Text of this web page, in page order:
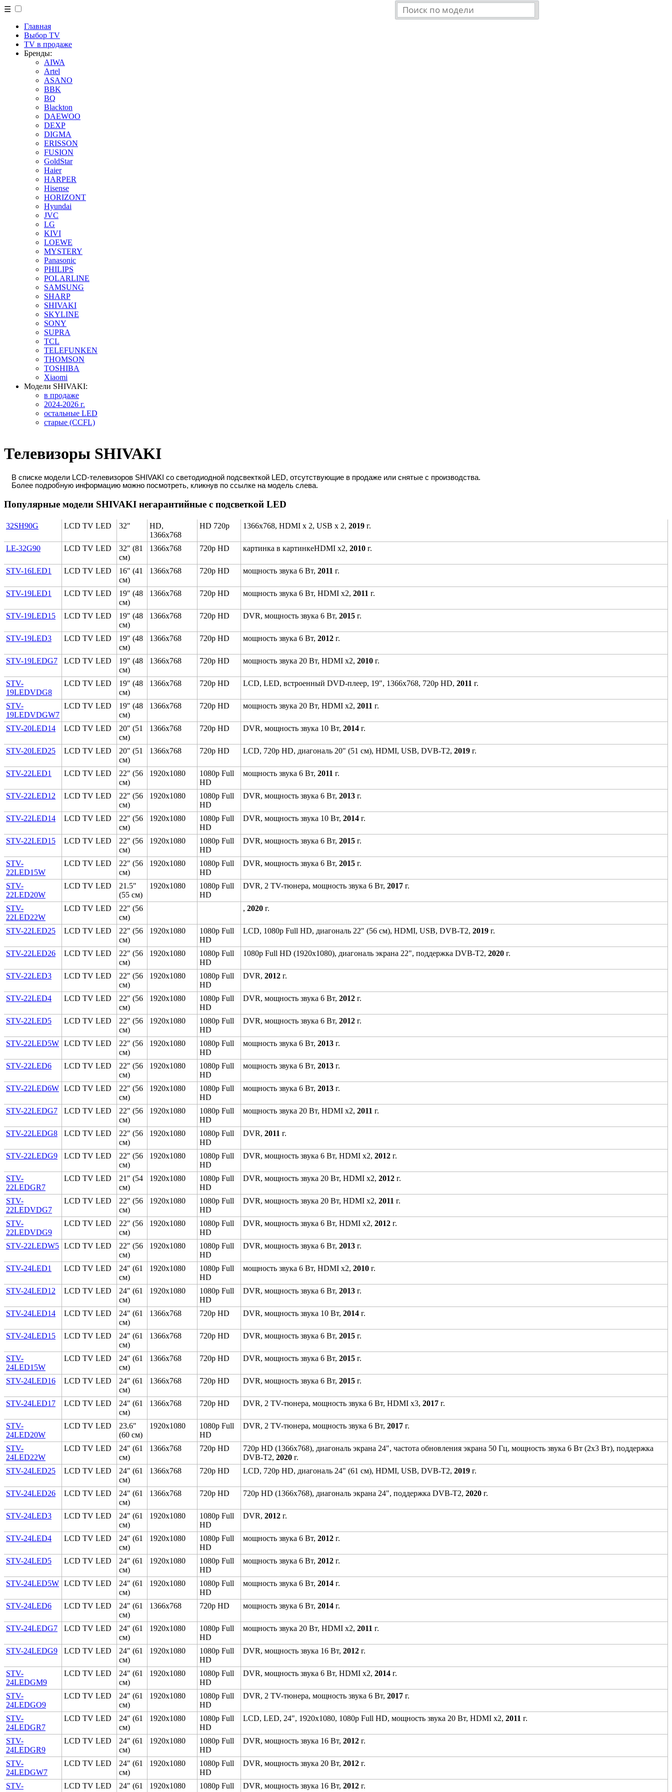
☰
Главная
Выбор TV
TV в продаже
Бренды:
AIWA
Artel
ASANO
BBK
BQ
Blackton
DAEWOO
DEXP
DIGMA
ERISSON
FUSION
GoldStar
Haier
HARPER
Hisense
HORIZONT
Hyundai
JVC
LG
KIVI
LOEWE
MYSTERY
Panasonic
PHILIPS
POLARLINE
SAMSUNG
SHARP
SHIVAKI
SKYLINE
SONY
SUPRA
TCL
TELEFUNKEN
THOMSON
TOSHIBA
Xiaomi
Модели SHIVAKI:
в продаже
2024-2026 г.
остальные LED
старые (CCFL)
Телевизоры SHIVAKI
В списке модели LCD-телевизоров SHIVAKI со светодиодной подсвекткой LED, отсутствующие в продаже или снятые с производства.
Более подробную информацию можно посмотреть, кликнув по ссылке на модель слева.
Популярные модели SHIVAKI негарантийные с подсветкой LED
32SH90G LCD TV LED 32"
HD,
1366x768
HD 720p 1366x768, HDMI х 2, USB х 2, 2019 г.
LE-32G90 LCD TV LED
32" (81
см)
1366x768 720p HD картинка в картинкеHDMI x2, 2010 г.
STV-16LED1 LCD TV LED
16" (41
см)
1366x768 720p HD мощность звука 6 Вт, 2011 г.
STV-19LED1 LCD TV LED
19" (48
см)
1366x768 720p HD мощность звука 6 Вт, HDMI x2, 2011 г.
STV-19LED15 LCD TV LED
19" (48
см)
1366x768 720p HD DVR, мощность звука 6 Вт, 2015 г.
STV-19LED3 LCD TV LED
19" (48
см)
1366x768 720p HD мощность звука 6 Вт, 2012 г.
STV-19LEDG7 LCD TV LED
19" (48
см)
1366x768 720p HD мощность звука 20 Вт, HDMI x2, 2010 г.
STV-
19LEDVDG8
LCD TV LED
19" (48
см)
1366x768 720p HD LCD, LED, встроенный DVD-плеер, 19", 1366x768, 720p HD, 2011 г.
STV-
19LEDVDGW7
LCD TV LED
19" (48
см)
1366x768 720p HD мощность звука 20 Вт, HDMI x2, 2011 г.
STV-20LED14 LCD TV LED
20" (51
см)
1366x768 720p HD DVR, мощность звука 10 Вт, 2014 г.
STV-20LED25 LCD TV LED
20" (51
см)
1366x768 720p HD LCD, 720p HD, диагональ 20" (51 см), HDMI, USB, DVB-T2, 2019 г.
STV-22LED1 LCD TV LED
22" (56
см)
1920x1080
1080p Full
HD
мощность звука 6 Вт, 2011 г.
STV-22LED12 LCD TV LED
22" (56
см)
1920x1080
1080p Full
HD
DVR, мощность звука 6 Вт, 2013 г.
STV-22LED14 LCD TV LED
22" (56
см)
1920x1080
1080p Full
HD
DVR, мощность звука 10 Вт, 2014 г.
STV-22LED15 LCD TV LED
22" (56
см)
1920x1080
1080p Full
HD
DVR, мощность звука 6 Вт, 2015 г.
STV-
22LED15W
LCD TV LED
22" (56
см)
1920x1080
1080p Full
HD
DVR, мощность звука 6 Вт, 2015 г.
STV-
22LED20W
LCD TV LED
21.5"
(55 см)
1920x1080
1080p Full
HD
DVR, 2 TV-тюнера, мощность звука 6 Вт, 2017 г.
STV-
22LED22W
LCD TV LED
22" (56
см)
, 2020 г.
STV-22LED25 LCD TV LED
22" (56
см)
1920x1080
1080p Full
HD
LCD, 1080p Full HD, диагональ 22" (56 см), HDMI, USB, DVB-T2, 2019 г.
STV-22LED26 LCD TV LED
22" (56
см)
1920x1080
1080p Full
HD
1080p Full HD (1920x1080), диагональ экрана 22", поддержка DVB-T2, 2020 г.
STV-22LED3 LCD TV LED
22" (56
см)
1920x1080
1080p Full
HD
DVR, 2012 г.
STV-22LED4 LCD TV LED
22" (56
см)
1920x1080
1080p Full
HD
DVR, мощность звука 6 Вт, 2012 г.
STV-22LED5 LCD TV LED
22" (56
см)
1920x1080
1080p Full
HD
DVR, мощность звука 6 Вт, 2012 г.
STV-22LED5W LCD TV LED
22" (56
см)
1920x1080
1080p Full
HD
мощность звука 6 Вт, 2013 г.
STV-22LED6 LCD TV LED
22" (56
см)
1920x1080
1080p Full
HD
мощность звука 6 Вт, 2013 г.
STV-22LED6W LCD TV LED
22" (56
см)
1920x1080
1080p Full
HD
мощность звука 6 Вт, 2013 г.
STV-22LEDG7 LCD TV LED
22" (56
см)
1920x1080
1080p Full
HD
мощность звука 20 Вт, HDMI x2, 2011 г.
STV-22LEDG8 LCD TV LED
22" (56
см)
1920x1080
1080p Full
HD
DVR, 2011 г.
STV-22LEDG9 LCD TV LED
22" (56
см)
1920x1080
1080p Full
HD
DVR, мощность звука 6 Вт, HDMI x2, 2012 г.
STV-
22LEDGR7
LCD TV LED
21" (54
см)
1920x1080
1080p Full
HD
DVR, мощность звука 20 Вт, HDMI x2, 2012 г.
STV-
22LEDVDG7
LCD TV LED
22" (56
см)
1920x1080
1080p Full
HD
DVR, мощность звука 20 Вт, HDMI x2, 2011 г.
STV-
22LEDVDG9
LCD TV LED
22" (56
см)
1920x1080
1080p Full
HD
DVR, мощность звука 6 Вт, HDMI x2, 2012 г.
STV-22LEDW5 LCD TV LED
22" (56
см)
1920x1080
1080p Full
HD
DVR, мощность звука 6 Вт, 2013 г.
STV-24LED1 LCD TV LED
24" (61
см)
1920x1080
1080p Full
HD
мощность звука 6 Вт, HDMI x2, 2010 г.
STV-24LED12 LCD TV LED
24" (61
см)
1920x1080
1080p Full
HD
DVR, мощность звука 6 Вт, 2013 г.
STV-24LED14 LCD TV LED
24" (61
см)
1366x768 720p HD DVR, мощность звука 10 Вт, 2014 г.
STV-24LED15 LCD TV LED
24" (61
см)
1366x768 720p HD DVR, мощность звука 6 Вт, 2015 г.
STV-
24LED15W
LCD TV LED
24" (61
см)
1366x768 720p HD DVR, мощность звука 6 Вт, 2015 г.
STV-24LED16 LCD TV LED
24" (61
см)
1366x768 720p HD DVR, мощность звука 6 Вт, 2015 г.
STV-24LED17 LCD TV LED
24" (61
см)
1366x768 720p HD DVR, 2 TV-тюнера, мощность звука 6 Вт, HDMI x3, 2017 г.
STV-
24LED20W
LCD TV LED
23.6"
(60 см)
1920x1080
1080p Full
HD
DVR, 2 TV-тюнера, мощность звука 6 Вт, 2017 г.
STV-
24LED22W
LCD TV LED
24" (61
см)
1366x768 720p HD
720p HD (1366x768), диагональ экрана 24", частота обновления экрана 50 Гц, мощность звука 6 Вт (2х3 Вт), поддержка
DVB-T2, 2020 г.
STV-24LED25
LCD TV LED
24" (61
см)
1366x768 720p HD LCD, 720p HD, диагональ 24" (61 см), HDMI, USB, DVB-T2, 2019 г.
STV-24LED26 LCD TV LED
24" (61
см)
1366x768 720p HD 720p HD (1366x768), диагональ экрана 24", поддержка DVB-T2, 2020 г.
STV-24LED3 LCD TV LED
24" (61
см)
1920x1080
1080p Full
HD
DVR, 2012 г.
STV-24LED4 LCD TV LED
24" (61
см)
1920x1080
1080p Full
HD
мощность звука 6 Вт, 2012 г.
STV-24LED5 LCD TV LED
24" (61
см)
1920x1080
1080p Full
HD
мощность звука 6 Вт, 2012 г.
STV-24LED5W LCD TV LED
24" (61
см)
1920x1080
1080p Full
HD
мощность звука 6 Вт, 2014 г.
STV-24LED6 LCD TV LED
24" (61
см)
1366x768 720p HD мощность звука 6 Вт, 2014 г.
STV-24LEDG7 LCD TV LED
24" (61
см)
1920x1080
1080p Full
HD
мощность звука 20 Вт, HDMI x2, 2011 г.
STV-24LEDG9 LCD TV LED
24" (61
см)
1920x1080
1080p Full
HD
DVR, мощность звука 16 Вт, 2012 г.
STV-
24LEDGM9
LCD TV LED
24" (61
см)
1920x1080
1080p Full
HD
DVR, мощность звука 6 Вт, HDMI x2, 2014 г.
STV-
24LEDGO9
LCD TV LED
24" (61
см)
1920x1080
1080p Full
HD
DVR, 2 TV-тюнера, мощность звука 6 Вт, 2017 г.
STV-
24LEDGR7
LCD TV LED
24" (61
см)
1920x1080
1080p Full
HD
LCD, LED, 24", 1920x1080, 1080p Full HD, мощность звука 20 Вт, HDMI x2, 2011 г.
STV-
24LEDGR9
LCD TV LED
24" (61
см)
1920x1080
1080p Full
HD
DVR, мощность звука 16 Вт, 2012 г.
STV-
24LEDGW7
LCD TV LED
24" (61
см)
1920x1080
1080p Full
HD
DVR, мощность звука 20 Вт, 2012 г.
STV-
LCD TV LED
24" (61
1920x1080
1080p Full
DVR, мощность звука 16 Вт, 2012 г.